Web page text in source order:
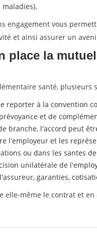
engagement vous
et ainsi assurer un
place la
santé,
reporter à la convention
et de
branche, l'accord peut
l'employeur et les
ou dans les santes
unilatérale de
garanties,
elle-même le contrat et